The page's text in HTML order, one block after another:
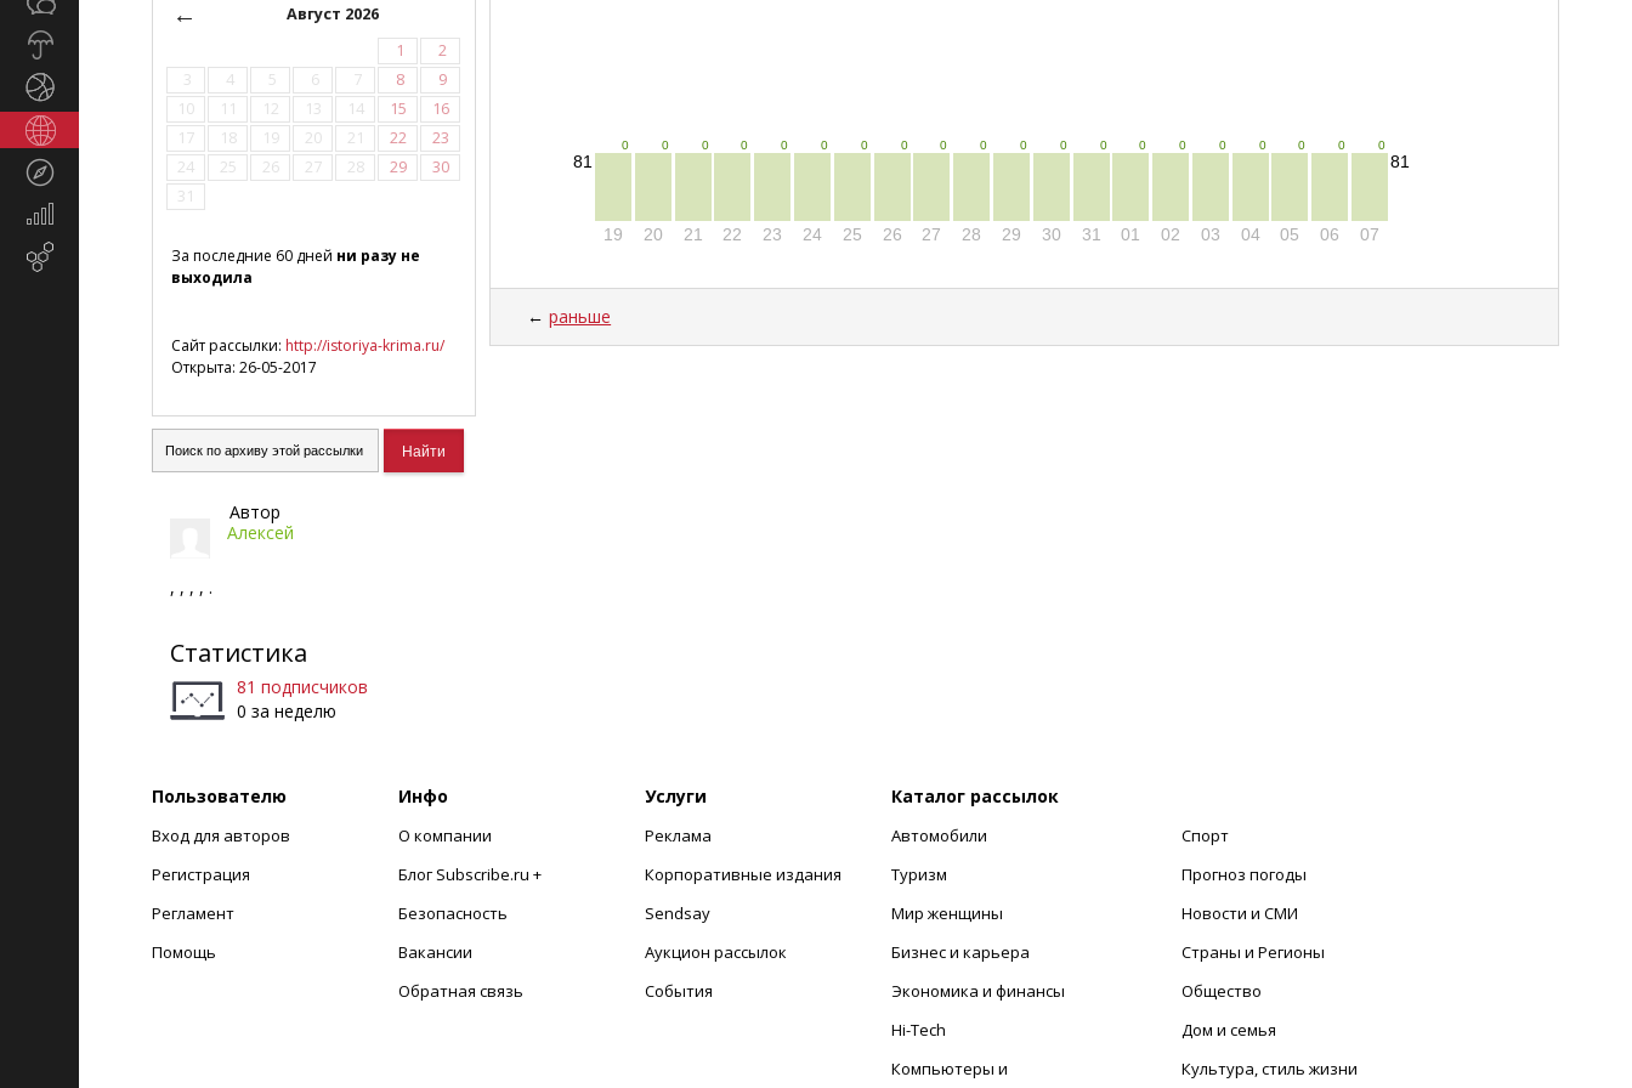
Экономика
маркетинг
←
Август 2026
1
2
3
4 5 6 7 8
9
10
11 12 13 14 15
16
17
18 19 20 21 22
23
24
25 26 27 28 29
30
31
За последние 60 дней ни разу не
выходила
Сайт рассылки: http://istoriya-krima.ru/
Открыта: 26-05-2017
Автор
Алексей
, , , , .
Статистика
81 подписчиков
0 за неделю
81
0
19
0
20
0
21
0
22
0
23
0
24
0
25
0
26
0
27
0
28
0
29
0
30
0
31
0
01
0
02
0
03
0
04
0
05
0
06
81
0
07
←раньше
Пользователю
Вход для авторов
Регистрация
Регламент
Помощь
Инфо
О компании
Блог Subscribe.ru +
Безопасность
Вакансии
Обратная связь
Услуги
Реклама
Корпоративные издания
Sendsay
Аукцион рассылок
События
Каталог рассылок
Автомобили
Туризм
Мир женщины
Бизнес и карьера
Экономика и финансы
Hi-Tech
Компьютеры и
Спорт
Прогноз погоды
Новости и СМИ
Страны и Регионы
Общество
Дом и семья
Культура, стиль жизни